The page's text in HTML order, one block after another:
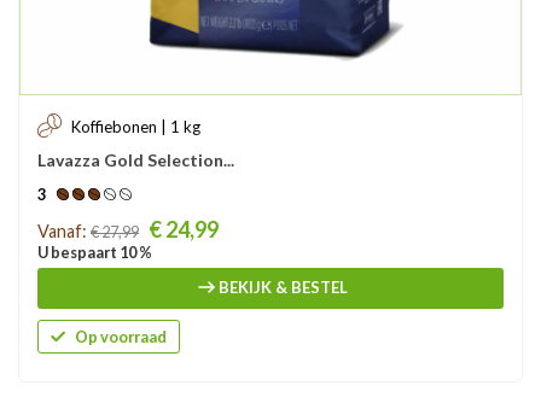
Koffiebonen | 1 kg
Lavazza Gold Selection...
3
Prijs
Vanaf: € 27,99 € 24,99
U bespaart 10 %
BEKIJK & BESTEL
Op voorraad